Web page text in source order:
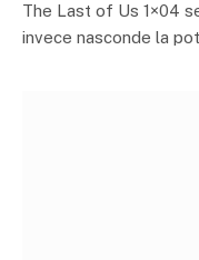
The Last of Us 1×04
invece nasconde la